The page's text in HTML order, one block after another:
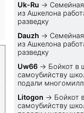
Uk-Ru →
из Ашкелона
разведку
Dauzh →
из Ашкелона
разведку
Uw66 → Бойкот в
самоубийству
подали
Litogon → Бойкот
самоубийству